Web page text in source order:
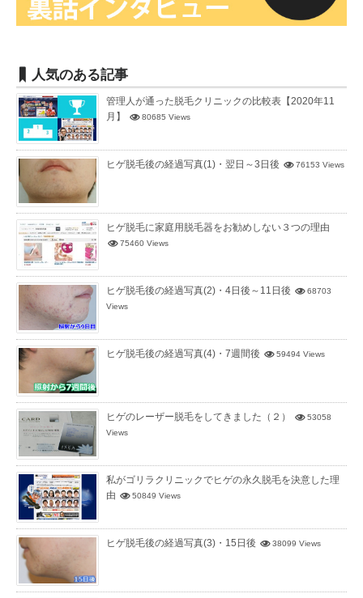
人気のある記事
管理人が通った脱毛クリニックの比較表【2020年11
月】
80685 Views
ヒゲ脱毛後の経過写真(1)・翌日～3日後 76153 Views
ヒゲ脱毛に家庭用脱毛器をお勧めしない３つの理由
75460 Views
ヒゲ脱毛後の経過写真(2)・4日後～11日後
68703
Views
ヒゲ脱毛後の経過写真(4)・7週間後 59494 Views
ヒゲのレーザー脱毛をしてきました（２）
53058
Views
私がゴリラクリニックでヒゲの永久脱毛を決意した理
由
50849 Views
ヒゲ脱毛後の経過写真(3)・15日後 38099 Views